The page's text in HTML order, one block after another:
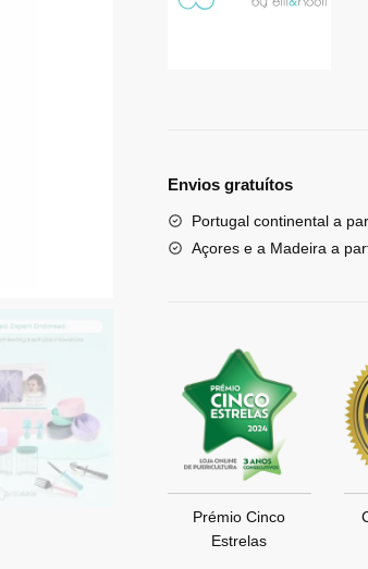
Envios gratuítos
Portugal continental a
Açores e a Madeira a
Prémio Cinco
Estrelas